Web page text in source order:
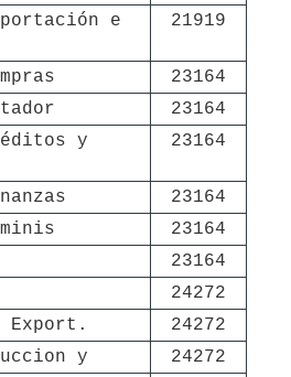
e
21919
23164
23164
y
23164
23164
23164
23164
24272
Export.
24272
y
24272